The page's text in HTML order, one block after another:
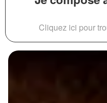
Cliquez ici pour